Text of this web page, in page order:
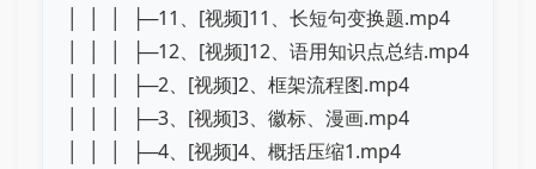
│ │ │ ├─11、[视频]11、长短句变换题.mp4
│ │ │ ├─12、[视频]12、语用知识点总结.mp4
│ │ │ ├─2、[视频]2、框架流程图.mp4
│ │ │ ├─3、[视频]3、徽标、漫画.mp4
│ │ │ ├─4、[视频]4、概括压缩1.mp4